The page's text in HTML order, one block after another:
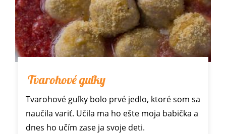
Tvarohové guľky
Tvarohové guľky bolo prvé jedlo, ktoré som sa
naučila variť. Učila ma ho ešte moja babička a
dnes ho učím zase ja svoje deti.